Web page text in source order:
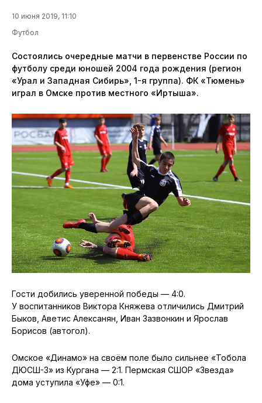
10 июня 2019, 11:10
Футбол
Состоялись очередные матчи в первенстве России по
футболу среди юношей 2004 года рождения (регион
«Урал и Западная Сибирь», 1-я группа). ФК «Тюмень»
играл в Омске против местного «Иртыша».
Гости добились уверенной победы — 4:0.
У воспитанников Виктора Княжева отличились Дмитрий
Быков, Аветис Алексанян, Иван Зазвонкин и Ярослав
Борисов (автогол).
Омское «Динамо» на своём поле было сильнее «Тобола
ДЮСШ-3» из Кургана — 2:1. Пермская СШОР «Звезда»
дома уступила «Уфе» — 0:1.